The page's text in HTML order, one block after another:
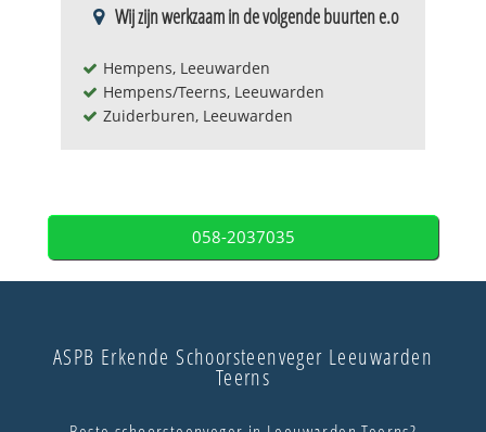
Wij zijn werkzaam in de volgende buurten e.o
Hempens, Leeuwarden
Hempens/Teerns, Leeuwarden
Zuiderburen, Leeuwarden
058-2037035
ASPB Erkende Schoorsteenveger Leeuwarden
Teerns